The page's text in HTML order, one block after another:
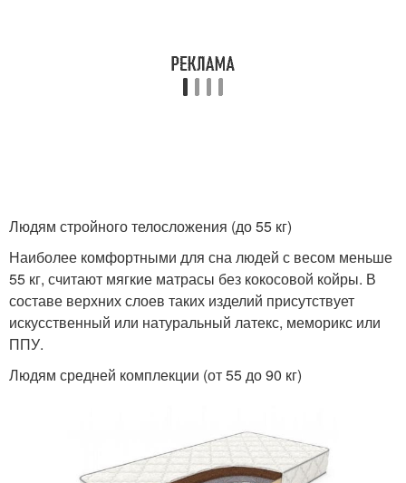
Матрас для больной
Людям стройного телосложения (до 55 кг)
Наиболее комфортными для сна людей с весом меньше
55 кг, считают мягкие матрасы без кокосовой койры. В
составе верхних слоев таких изделий присутствует
искусственный или натуральный латекс, меморикс или
ППУ.
Людям средней комплекции (от 55 до 90 кг)